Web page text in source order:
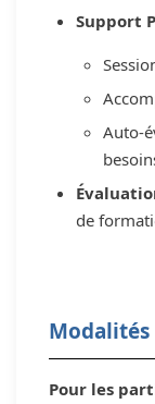
Support
Auto-
de
Modalités
Pour les